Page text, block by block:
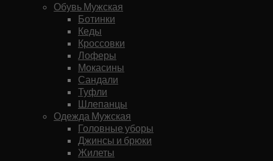
Обувь Мужская
Ботинки
Кеды
Кроссовки
Лоферы
Мокасины
Сандали
Туфли
Шлепанцы
Одежда Мужская
Головные уборы
Джинсы и брюки
Жилеты